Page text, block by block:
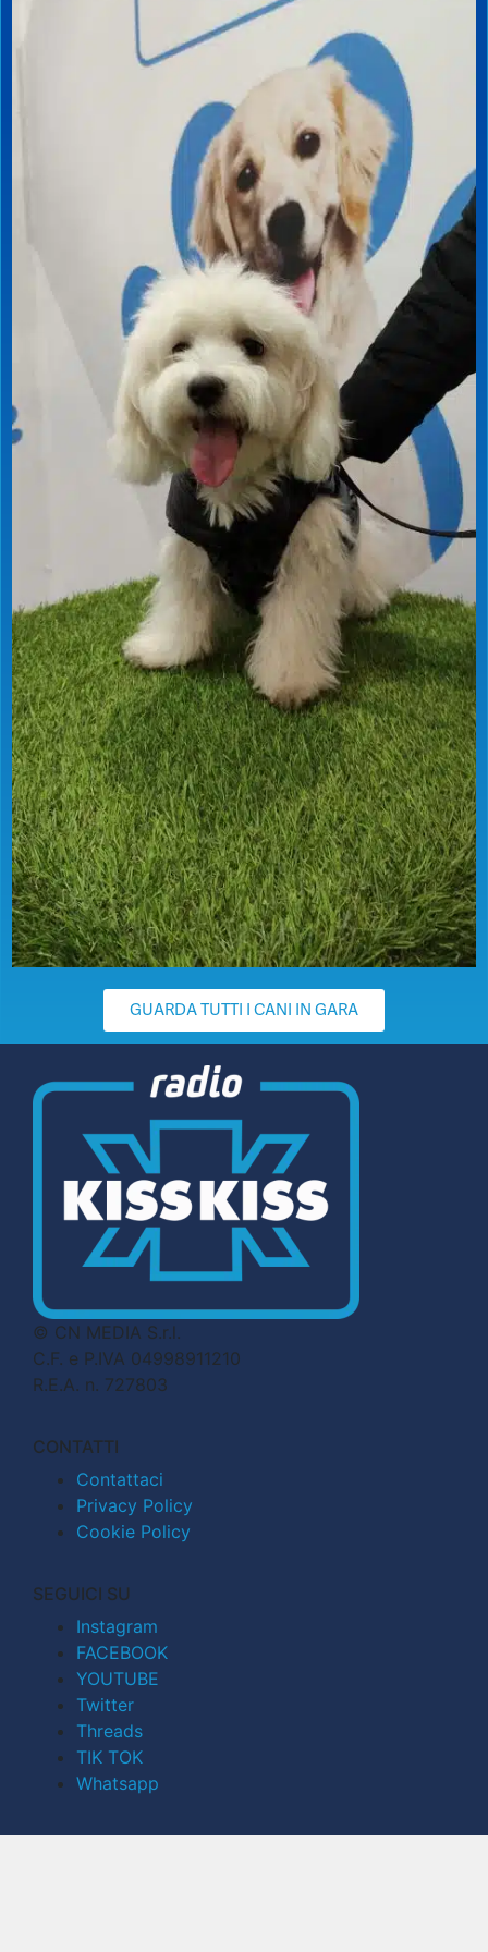
GUARDA TUTTI I CANI IN GARA
© CN MEDIA S.r.l.
C.F. e P.IVA 04998911210
R.E.A. n. 727803
CONTATTI
Contattaci
Privacy Policy
Cookie Policy
SEGUICI SU
Instagram
FACEBOOK
YOUTUBE
Twitter
Threads
TIK TOK
Whatsapp